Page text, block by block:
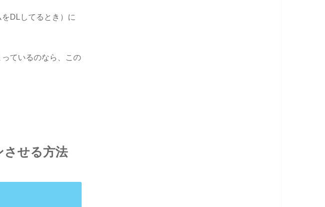
DLしてるとき）に
ているのなら、この
させる方法